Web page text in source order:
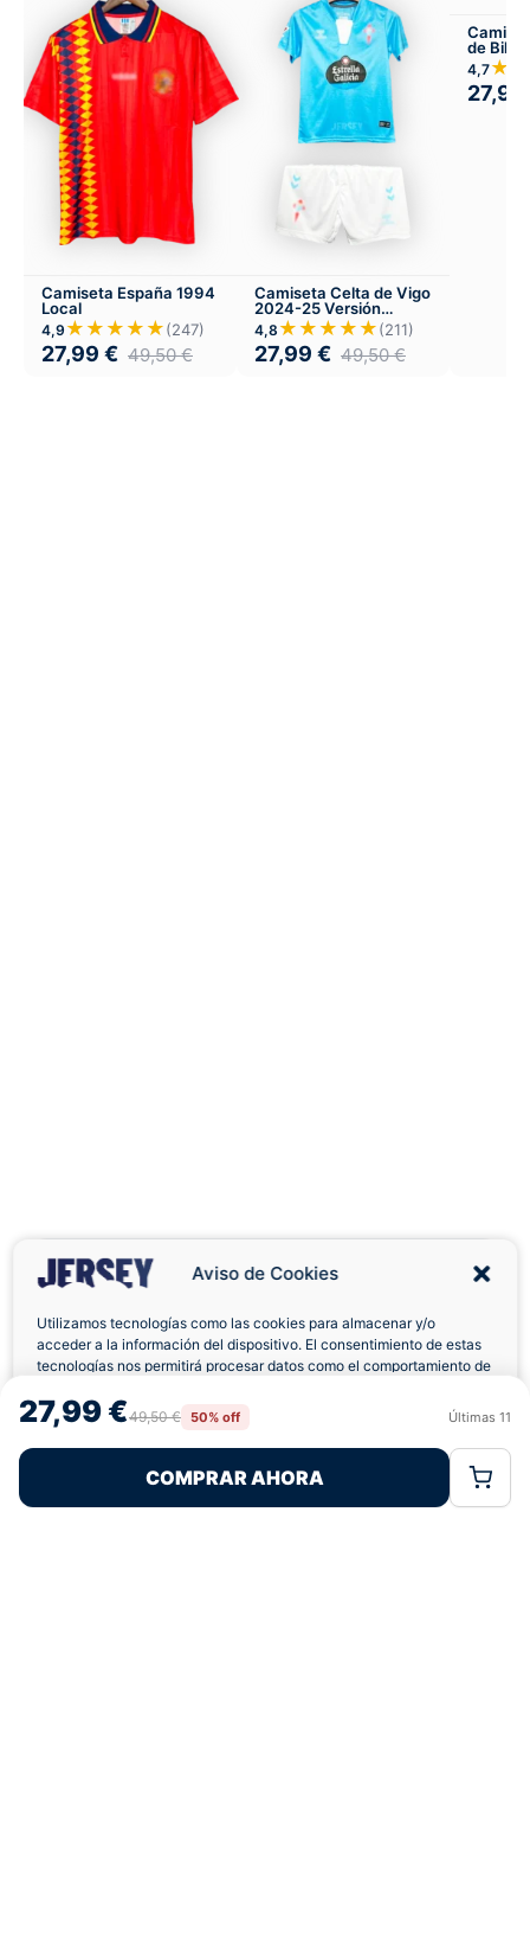
Aviso de Cookies
Utilizamos tecnologías como las cookies para almacenar y/o
acceder a la información del dispositivo. El consentimiento de estas
tecnologías nos permitirá procesar datos como el comportamiento de
retirar el consentimiento, puede afectar negativamente a ciertas
características y funciones.
Rechazar
Política de CookiesPolítica de Privacidad
27,99 €49,50 € 50% off Últimas 11
COMPRAR AHORA
Camiseta España 1994
Local
4,9 ★★★★★(247)
27,99 € 49,50€
Camiseta Celta de Vigo
2024-25 Versión
Infantil Local
4,8 ★★★★★(211)
27,99 € 49,50€
de
4,7
27,99
Envíos a Domicilio Devolución 7 Días
Pagos 100% Seguros Ofertas Sin Límites